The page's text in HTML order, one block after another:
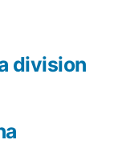
division